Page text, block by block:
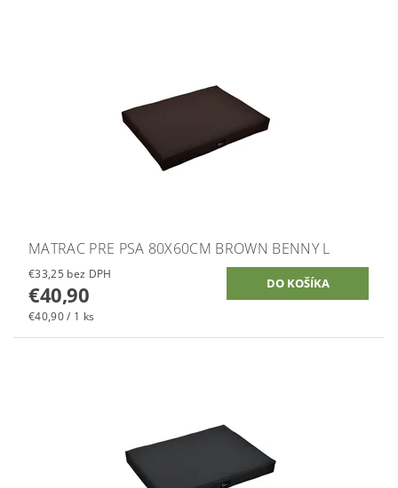
MATRAC PRE PSA 80X60CM BROWN BENNY L
€33,25 bez DPH
€40,90
€40,90 / 1 ks